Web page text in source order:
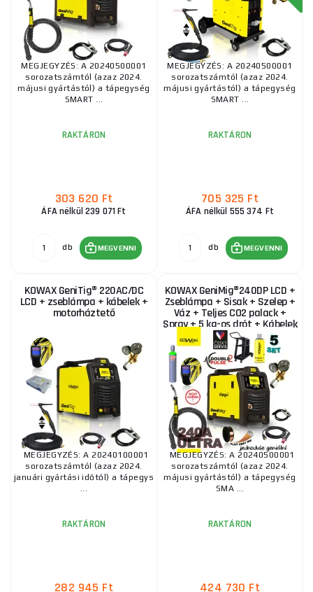
MEGJEGYZÉS: A 20240500001
sorozatszámtól (azaz 2024.
májusi gyártástól) a tápegység
SMART ...
RAKTÁRON
303 620 Ft
ÁFA nélkül 239 071 Ft
db MEGVENNI
MEGJEGYZÉS: A 20240500001
sorozatszámtól (azaz 2024.
májusi gyártástól) a tápegység
SMART ...
RAKTÁRON
705 325 Ft
ÁFA nélkül 555 374 Ft
db MEGVENNI
KOWAX GeniTig® 220AC/DC
LCD + zseblámpa + kábelek +
motorháztető
MEGJEGYZÉS: A 20240100001
sorozatszámtól (azaz 2024.
januári gyártási időtől) a tápegys
...
RAKTÁRON
282 945 Ft
KOWAX GeniMig®240DP LCD +
Zseblámpa + Sisak + Szelep +
Váz + Teljes CO2 palack +
Spray + 5 kg-os drót + Kábelek
MEGJEGYZÉS: A 20240500001
sorozatszámtól (azaz 2024.
májusi gyártástól) a tápegység
SMA ...
RAKTÁRON
424 730 Ft